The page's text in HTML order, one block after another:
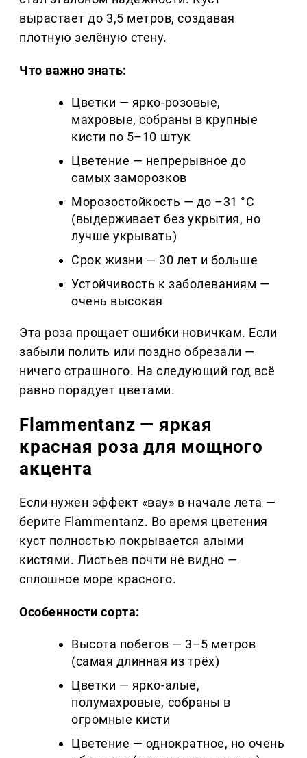
вырастает до 3,5 метров, создавая
плотную зелёную стену.
Что важно знать:
Цветки — ярко-розовые,
махровые, собраны в крупные
кисти по 5–10 штук
Цветение — непрерывное до
самых заморозков
Морозостойкость — до –31 °C
(выдерживает без укрытия, но
лучше укрывать)
Срок жизни — 30 лет и больше
Устойчивость к заболеваниям —
очень высокая
Эта роза прощает ошибки новичкам. Если
забыли полить или поздно обрезали —
ничего страшного. На следующий год всё
равно порадует цветами.
Flammentanz — яркая
красная роза для мощного
акцента
Если нужен эффект «вау» в начале лета —
берите Flammentanz. Во время цветения
куст полностью покрывается алыми
кистями. Листьев почти не видно —
сплошное море красного.
Особенности сорта:
Высота побегов — 3–5 метров
(самая длинная из трёх)
Цветки — ярко-алые,
полумахровые, собраны в
огромные кисти
Цветение — однократное, но очень